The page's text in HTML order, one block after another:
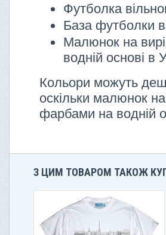
Футболка
База футболки
Малюнок на
водній основі в
Кольори можуть
оскільки малюнок
фарбами на водній
З ЦИМ ТОВАРОМ ТАКОЖ